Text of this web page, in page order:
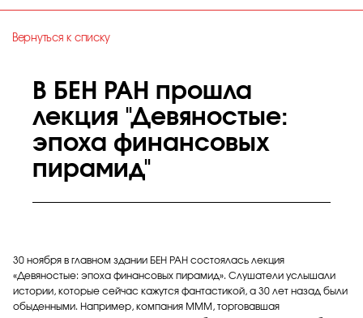
Вернуться к списку
В БЕН РАН прошла
лекция "Девяностые:
эпоха финансовых
пирамид"
30 ноября в главном здании БЕН РАН состоялась лекция
«Девяностые: эпоха финансовых пирамид». Слушатели услышали
истории, которые сейчас кажутся фантастикой, а 30 лет назад были
обыденными. Например, компания МММ, торговавшая